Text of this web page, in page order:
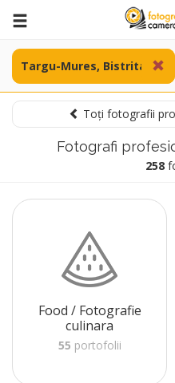
Toți fotografii
Fotografi
258
Food / Fotografie
culinara
55 portofolii